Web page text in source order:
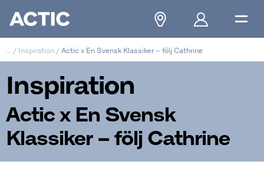
/ Inspiration / Actic x En Svensk Klassiker – följ Cathrine
Inspiration
Actic x En Svensk
Klassiker – följ Cathrine